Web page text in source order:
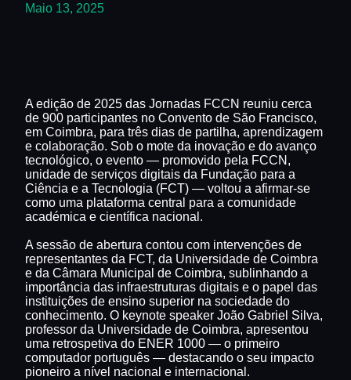
Maio 13, 2025
A edição de 2025 das Jornadas FCCN reuniu cerca
de 900 participantes no Convento de São Francisco,
em Coimbra, para três dias de partilha, aprendizagem
e colaboração. Sob o mote da inovação e do avanço
tecnológico, o evento — promovido pela FCCN,
unidade de serviços digitais da Fundação para a
Ciência e a Tecnologia (FCT) — voltou a afirmar-se
como uma plataforma central para a comunidade
académica e científica nacional.
A sessão de abertura contou com intervenções de
representantes da FCT, da Universidade de Coimbra
e da Câmara Municipal de Coimbra, sublinhando a
importância das infraestruturas digitais e o papel das
instituições de ensino superior na sociedade do
conhecimento. O keynote speaker João Gabriel Silva,
professor da Universidade de Coimbra, apresentou
uma retrospetiva do ENER 1000 — o primeiro
computador português — destacando o seu impacto
pioneiro a nível nacional e internacional.